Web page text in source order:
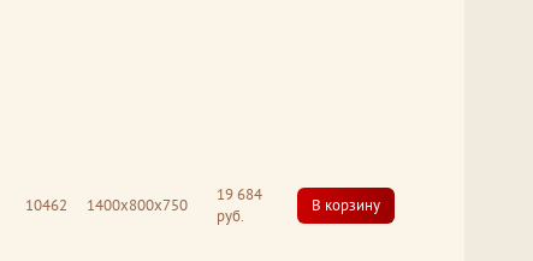
10462 1400x800x750
19 684
руб.
В корзину